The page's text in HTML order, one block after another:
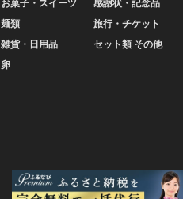
お菓子・スイーツ
麺類
雑貨・日用品
卵
感謝状・記念品
旅行・チケット
セット類 その他